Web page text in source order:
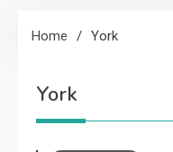
Home York
York